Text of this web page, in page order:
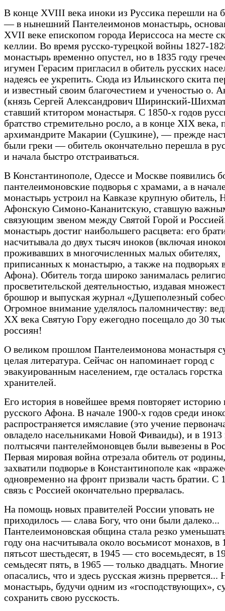
В конце XVIII века иноки из Руссика перешли на
— в нынешний Пантелеимонов монастырь,
XVII веке епископом города Иериссоса на месте
келлии. Во время русско-турецкой войны 1827-
монастырь временно опустел, но в 1835 году
игумен Герасим пригласил в обитель русских
надеясь ее укрепить. Сюда из Ильинского скита
и известный своим благочестием и ученостью о.
(князь Сергей Александрович Ширинский-
ставший ктитором монастыря. С 1850-х годов
братство стремительно росло, а в конце XIX века,
архимандрите Макарии (Сушкине), — прежде
были греки — обитель окончательно перешла в
и начала быстро отстраиваться.
В Константинополе, Одессе и Москве появились
пантелеимоновские подворья с храмами, а в
монастырь устроил на Кавказе крупную обитель,
Афонскую Симоно-Кананитскую, ставшую
связующим звеном между Святой Горой и
монастырь достиг наибольшего расцвета: его
насчитывала до двух тысяч иноков (включая
проживавших в многочисленных малых обителях,
приписанных к монастырю, а также на подворьях
Афона). Обитель тогда широко занималась
просветительской деятельностью, издавая
брошюр и выпуская журнал «Душеполезный
Огромное внимание уделялось паломничеству:
XX века Святую Гору ежегодно посещало до 30
россиян!
О великом прошлом Пантелеимонова монастыря
целая литература. Сейчас он напоминает город с
эвакуированным населением, где осталась горстка
хранителей.
Его история в новейшее время повторяет историю
русского Афона. В начале 1900-х годов среди
распространяется имяславие (это учение
овладело насельниками Новой Фиваиды), и в 1913
полтысячи пантелеймоновцев были вывезены в
Первая мировая война отрезала обитель от
захватили подворье в Константинополе как
одновременно на фронт призвали часть братии. С
связь с Россией окончательно прервалась.
На помощь новых правителей России уповать не
приходилось — слава Богу, что они были далеко...
Пантелеимоновская община стала резко
году она насчитывала около восьмисот монахов,
пятьсот шестьдесят, в 1945 — сто восемьдесят, в
семьдесят пять, в 1965 — только двадцать. Многие
опасались, что и здесь русская жизнь прервется...
монастырь, будучи одним из «господствующих»,
сохранить свою русскость.